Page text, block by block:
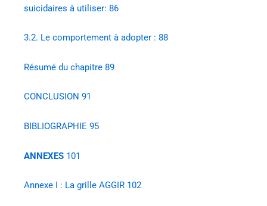
suicidaires à utiliser: 86
3.2. Le comportement à adopter : 88
Résumé du chapitre 89
CONCLUSION 91
BIBLIOGRAPHIE 95
ANNEXES 101
Annexe I : La grille AGGIR 102